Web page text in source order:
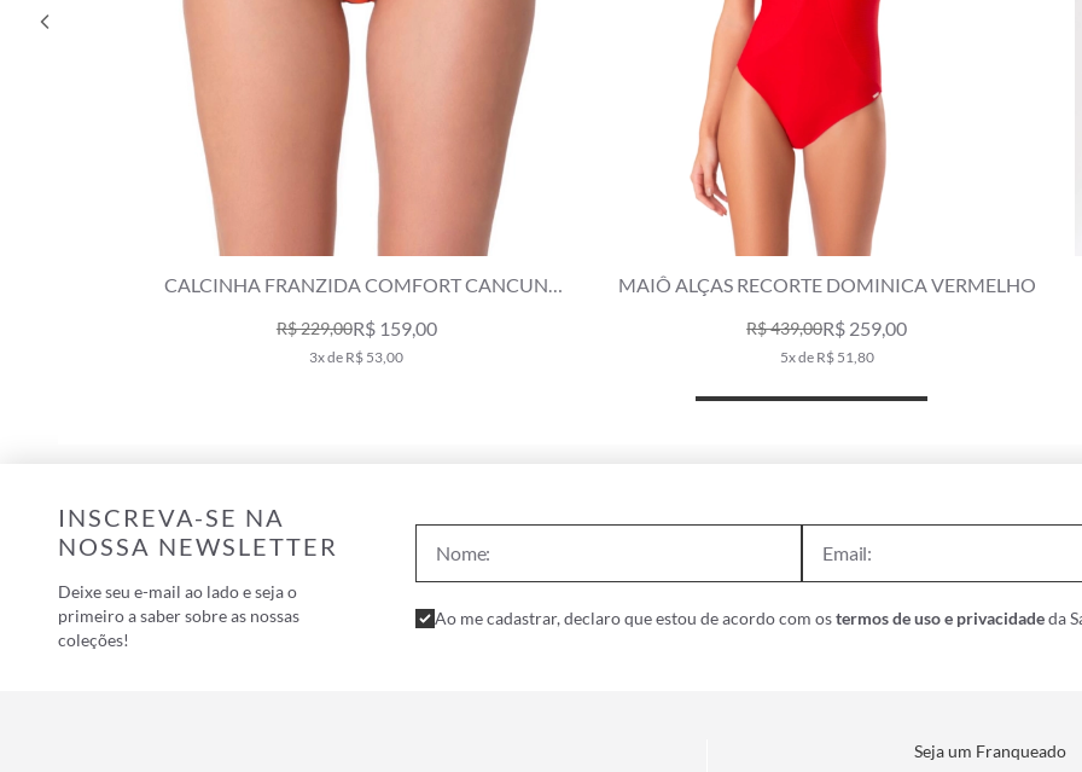
CALCINHA FRANZIDA COMFORT CANCUN
R$ 229,00R$ 159,00
3x de R$ 53,00
MAIÔ ALÇAS RECORTE DOMINICA VERMELHO
R$ 439,00R$ 259,00
5x de R$ 51,80
INSCREVA-SE NA
NOSSA NEWSLETTER
Deixe seu e-mail ao lado e seja o
primeiro a saber sobre as nossas
coleções!
Ao me cadastrar, declaro que estou de acordo com ostermos de uso e privacidadeda
Seja um Franqueado